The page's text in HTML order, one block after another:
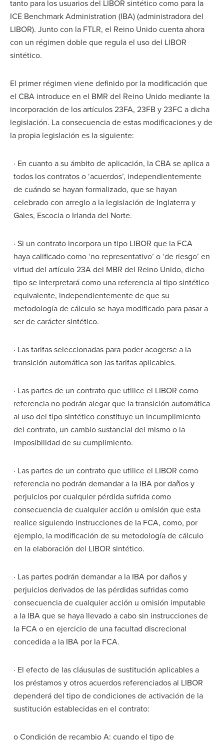
tanto para los usuarios del LIBOR sintético como para la
ICE Benchmark Administration (IBA) (administradora del
LIBOR). Junto con la FTLR, el Reino Unido cuenta ahora
con un régimen doble que regula el uso del LIBOR
sintético.
El primer régimen viene definido por la modificación que
el CBA introduce en el BMR del Reino Unido mediante la
incorporación de los artículos 23FA, 23FB y 23FC a dicha
legislación. La consecuencia de estas modificaciones y de
la propia legislación es la siguiente:
· En cuanto a su ámbito de aplicación, la CBA se aplica a
todos los contratos o ‘acuerdos’, independientemente
de cuándo se hayan formalizado, que se hayan
celebrado con arreglo a la legislación de Inglaterra y
Gales, Escocia o Irlanda del Norte.
· Si un contrato incorpora un tipo LIBOR que la FCA
haya calificado como ‘no representativo’ o ‘de riesgo’ en
virtud del artículo 23A del MBR del Reino Unido, dicho
tipo se interpretará como una referencia al tipo sintético
equivalente, independientemente de que su
metodología de cálculo se haya modificado para pasar a
ser de carácter sintético.
· Las tarifas seleccionadas para poder acogerse a la
transición automática son las tarifas aplicables.
· Las partes de un contrato que utilice el LIBOR como
referencia no podrán alegar que la transición automática
al uso del tipo sintético constituye un incumplimiento
del contrato, un cambio sustancial del mismo o la
imposibilidad de su cumplimiento.
· Las partes de un contrato que utilice el LIBOR como
referencia no podrán demandar a la IBA por daños y
perjuicios por cualquier pérdida sufrida como
consecuencia de cualquier acción u omisión que esta
realice siguiendo instrucciones de la FCA, como, por
ejemplo, la modificación de su metodología de cálculo
en la elaboración del LIBOR sintético.
· Las partes podrán demandar a la IBA por daños y
perjuicios derivados de las pérdidas sufridas como
consecuencia de cualquier acción u omisión imputable
a la IBA que se haya llevado a cabo sin instrucciones de
la FCA o en ejercicio de una facultad discrecional
concedida a la IBA por la FCA.
· El efecto de las cláusulas de sustitución aplicables a
los préstamos y otros acuerdos referenciados al LIBOR
dependerá del tipo de condiciones de activación de la
sustitución establecidas en el contrato:
o Condición de recambio A: cuando el tipo de